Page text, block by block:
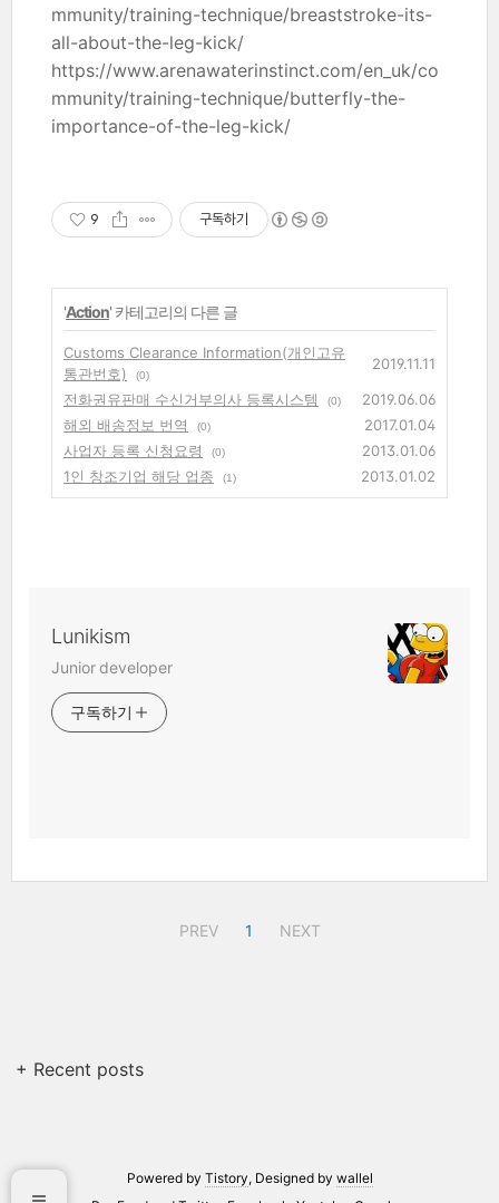
mmunity/training-technique/breaststroke-its-
all-about-the-leg-kick/
https://www.arenawaterinstinct.com/en_uk/co
mmunity/training-technique/butterfly-the-
importance-of-the-leg-kick/
9 구독하기
'Action' 카테고리의 다른 글
Customs Clearance Information(개인고유
통관번호)
(0)
2019.11.11
전화권유판매 수신거부의사 등록시스템
(0)
2019.06.06
해외 배송정보 번역
(0)
2017.01.04
사업자 등록 신청요령
(0)
2013.01.06
1인 창조기업 해당 업종
(1) 2013.01.02
Lunikism
Junior developer
구독하기
PREV 1 NEXT
+ Recent posts
Powered by Tistory, Designed by wallel